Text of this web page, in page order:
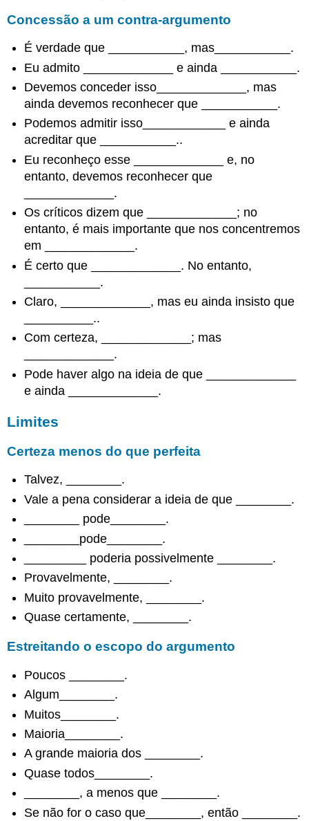
Criticando
Elogiando
suposições
Avaliando
o
tratamento
dos
contra-
argumentos
Elogios
Crítica
Pontos
fortes
Elogie
subseção
por
atenção
o
enquadramento
questão
para
para
conversa
Chamada
para
esclarecimentos
Chamada
para
e
Sugira
um
limite
para
a
reivindicação
Aponte
implicações
Concessão a um contra-argumento
É verdade que ___________, mas___________.
Eu admito _____________ e ainda ___________.
Devemos conceder isso_____________, mas
ainda devemos reconhecer que ___________.
Podemos admitir isso____________ e ainda
acreditar que ___________..
Eu reconheço esse _____________ e, no
entanto, devemos reconhecer que
_____________.
Os críticos dizem que _____________; no
entanto, é mais importante que nos concentremos
em _____________.
É certo que _____________. No entanto,
___________.
Claro, _____________, mas eu ainda insisto que
__________..
Com certeza, _____________; mas
_____________.
Pode haver algo na ideia de que _____________
e ainda _____________.
Limites
Certeza menos do que perfeita
Talvez, ________.
Vale a pena considerar a ideia de que ________.
________ pode________.
________pode________.
_________ poderia possivelmente ________.
Provavelmente, ________.
Muito provavelmente, ________.
Quase certamente, ________.
Estreitando o escopo do argumento
Poucos ________.
Algum________.
Muitos________.
Maioria________.
A grande maioria dos ________.
Quase todos________.
________, a menos que ________.
Se não for o caso que________, então ________.